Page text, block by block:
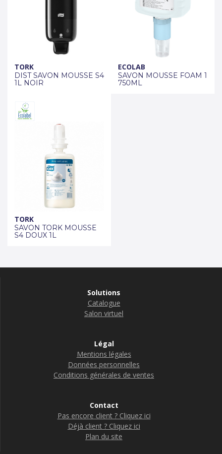
TORK
DIST SAVON MOUSSE S4
1L NOIR
ECOLAB
SAVON MOUSSE FOAM 1
750ML
TORK
SAVON TORK MOUSSE
S4 DOUX 1L
Solutions
Catalogue
Salon virtuel
Légal
Mentions légales
Données personnelles
Conditions générales de ventes
Contact
Pas encore client ? Cliquez ici
Déjà client ? Cliquez ici
Plan du site